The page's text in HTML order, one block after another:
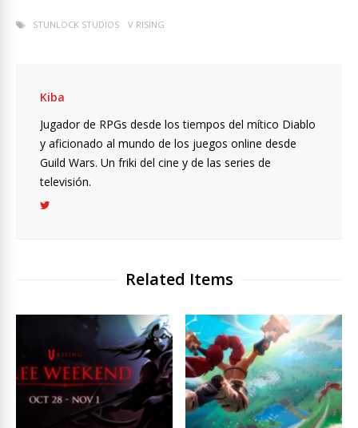
STUNLOCK STUDIOS V RISING
Kiba
Jugador de RPGs desde los tiempos del mítico Diablo
y aficionado al mundo de los juegos online desde
Guild Wars. Un friki del cine y de las series de
televisión.
Related Items